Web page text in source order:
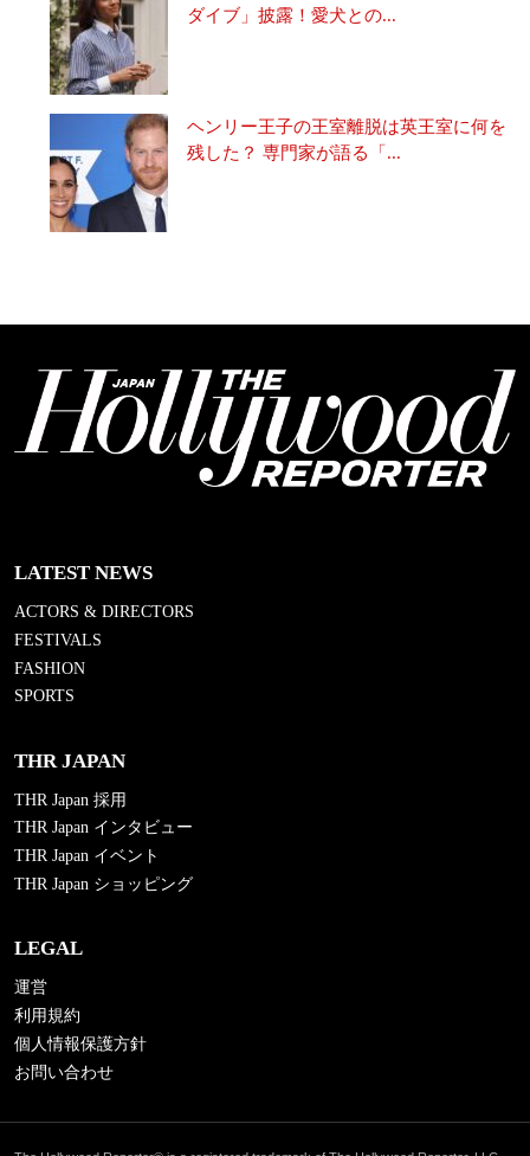
ダイブ」披露！愛犬との...
ヘンリー王子の王室離脱は英王室に何を
残した？ 専門家が語る「...
LATEST NEWS
ACTORS & DIRECTORS
FESTIVALS
FASHION
SPORTS
THR JAPAN
THR Japan 採用
THR Japan インタビュー
THR Japan イベント
THR Japan ショッピング
LEGAL
運営
利用規約
個人情報保護方針
お問い合わせ